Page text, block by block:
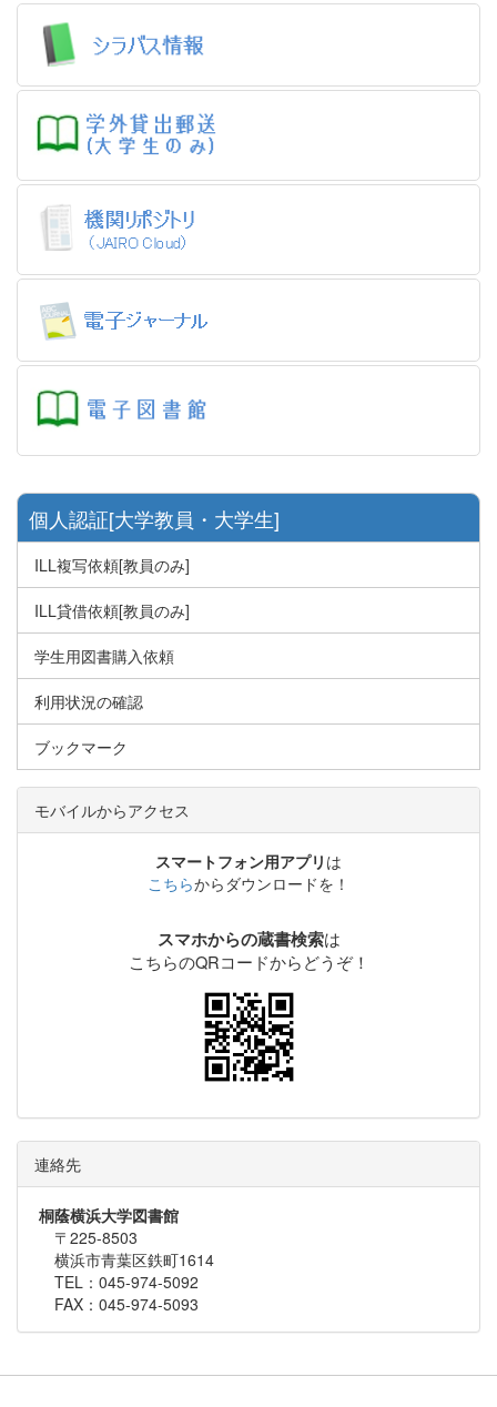
個人認証[大学教員・大学生]
ILL複写依頼[教員のみ]
ILL貸借依頼[教員のみ]
学生用図書購入依頼
利用状況の確認
ブックマーク
モバイルからアクセス
スマートフォン用アプリ は
こちらからダウンロードを！
スマホからの蔵書検索は
こちらのQRコードからどうぞ！
連絡先
桐蔭横浜大学図書館
〒225-8503
横浜市青葉区鉄町1614
TEL：045-974-5092
FAX：045-974-5093